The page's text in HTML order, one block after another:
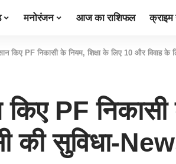
मनोरंजन आज का राशिफल क्राइम
किए PF निकासी के नियम, शिक्षा के लिए 10 और विवाह के
PF निकासी
की सुविधा-